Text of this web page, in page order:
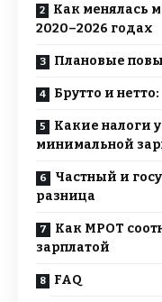
Как менялась
2020–2026 годах
Плановые
Брутто и
Какие налоги
минимальной
Частный и
разница
Как МРОТ
зарплатой
FAQ